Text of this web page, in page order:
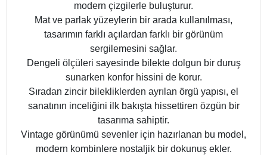
modern çizgilerle buluşturur.
Mat ve parlak yüzeylerin bir arada kullanılması,
tasarımın farklı açılardan farklı bir görünüm
sergilemesini sağlar.
Dengeli ölçüleri sayesinde bilekte dolgun bir duruş
sunarken konfor hissini de korur.
Sıradan zincir bilekliklerden ayrılan örgü yapısı, el
sanatının inceliğini ilk bakışta hissettiren özgün bir
tasarıma sahiptir.
Vintage görünümü sevenler için hazırlanan bu model,
modern kombinlere nostaljik bir dokunuş ekler.